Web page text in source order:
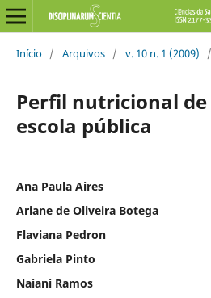
Início / Arquivos / v. 10 n. 1 (2009) /
Perfil nutricional
escola pública
Ana Paula Aires
Ariane de Oliveira Botega
Flaviana Pedron
Gabriela Pinto
Naiani Ramos